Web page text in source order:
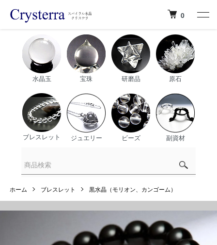
0
水晶玉 宝珠 研磨品 原石
ブレスレット ジュエリー ビーズ 副資材
ホーム ブレスレット 黒水晶（モリオン、カンゴーム）